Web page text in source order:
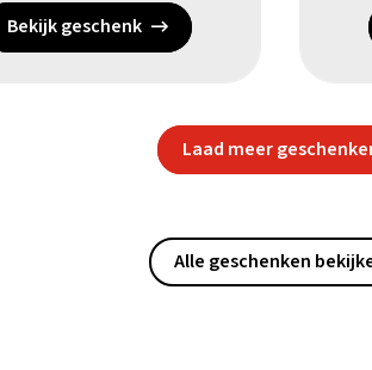
Bekijk geschenk
Laad meer
Alle geschenken